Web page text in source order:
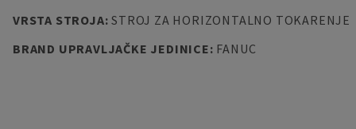
VRSTA STROJA:STROJ ZA HORIZONTALNO TOKARENJE
BRAND UPRAVLJAČKE JEDINICE: FANUC